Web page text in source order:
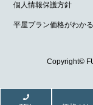
個人情報保護方針
平屋プラン価格がわか
Copyright©